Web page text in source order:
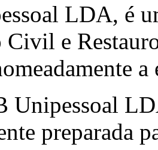
LDA, é
Civil e
Unipessoal
preparada